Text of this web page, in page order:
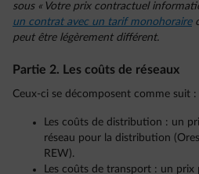
sous « Votre prix contractuel
un contrat avec un tarif monohoraire
peut être légèrement différent.
Partie 2. Les coûts de réseaux
Ceux-ci se décomposent comme suit :
Les coûts de distribution : un
réseau pour la distribution
REW).
Les coûts de transport : un